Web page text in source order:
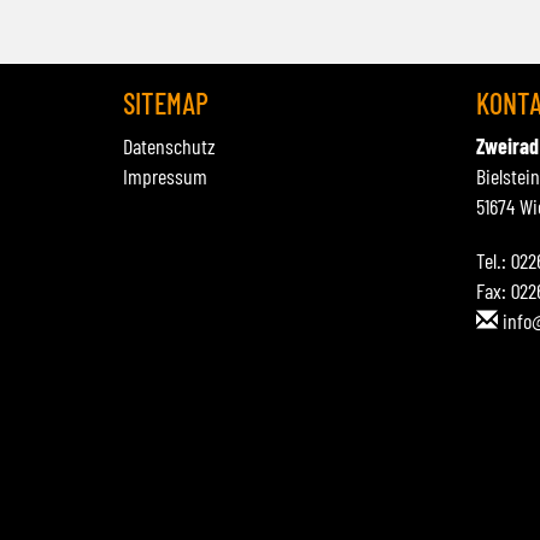
SITEMAP
Datenschutz
Impressum
51674
Tel.:
Fax: